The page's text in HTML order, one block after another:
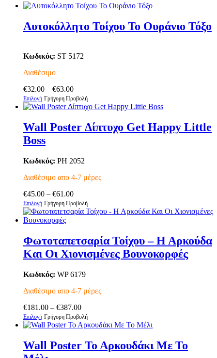
Αυτοκόλλητο Τοίχου Το Ουράνιο Τόξο
Κωδικός: ST 5172
Διαθέσιμο
€32.00 – €63.00Price
range:
€32.00
€63.00
Επιλογή Αυτό
το
έχει
πολλαπλές
παραλλαγές.
επιλογές
μπορούν
να
στη
σελίδα
του
προϊόντος
Γρήγορη Προβολή
Wall Poster Δίπτυχο Get Happy Little
Boss
Κωδικός: PH 2052
Διαθέσιμο απο 4-7 μέρες
€45.00 – €61.00Price
range:
€45.00
Επιλογή Αυτό
το
προϊόν
παραλλαγές.
Οι
μπορούν
επιλεγούν
σελίδα
του
προϊόντος
Γρήγορη Προβολή
Φωτοταπετσαρία Τοίχου – Η Αρκούδα
Και Οι Χιονισμένες Βουνοκορφές
Κωδικός: WP 6179
Διαθέσιμο απο 4-7 μέρες
€181.00 – €387.00Price
range:
€181.00
€387.00
Επιλογή Αυτό
το
έχει
πολλαπλές
Γρήγορη Προβολή
Wall Poster Το Αρκουδάκι Με Το